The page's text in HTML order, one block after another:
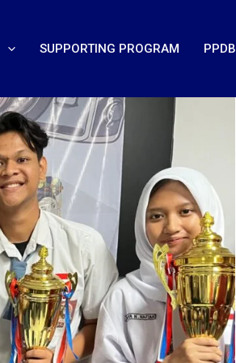
SUPPORTING PROGRAM PPDB